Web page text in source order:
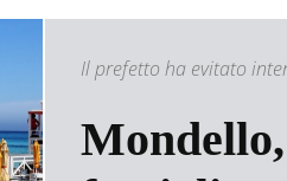
Il prefetto ha evitato